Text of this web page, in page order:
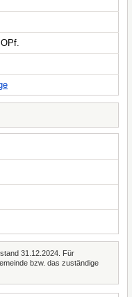
31.12.2024. Für
bzw. das zuständige